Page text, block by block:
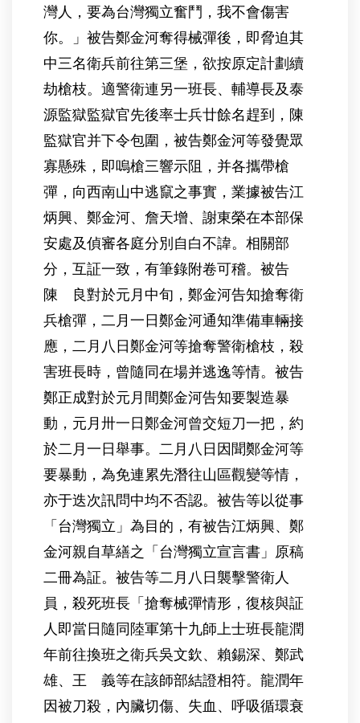
灣人，要為台灣獨立奮鬥，我不會傷害
你。」被告鄭金河奪得械彈後，即脅迫其
中三名衛兵前往第三堡，欲按原定計劃續
劫槍枝。適警衛連另一班長、輔導長及泰
源監獄監獄官先後率士兵廿餘名趕到，陳
監獄官并下令包圍，被告鄭金河等發覺眾
寡懸殊，即嗚槍三響示阻，并各攜帶槍
彈，向西南山中逃竄之事實，業據被告江
炳興、鄭金河、詹天增、謝東榮在本部保
安處及偵審各庭分別自白不諱。相關部
分，互証一致，有筆錄附卷可稽。被告
陳 良對於元月中旬，鄭金河告知搶奪衛
兵槍彈，二月一日鄭金河通知準備車輛接
應，二月八日鄭金河等搶奪警衛槍枝，殺
害班長時，曾隨同在場并逃逸等情。被告
鄭正成對於元月間鄭金河告知要製造暴
動，元月卅一日鄭金河曾交短刀一把，約
於二月一日舉事。二月八日因聞鄭金河等
要暴動，為免連累先潛往山區觀變等情，
亦于迭次訊問中均不否認。被告等以從事
「台灣獨立」為目的，有被告江炳興、鄭
金河親自草繕之「台灣獨立宣言書」原稿
二冊為証。被告等二月八日襲擊警衛人
員，殺死班長「搶奪械彈情形，復核與証
人即當日隨同陸軍第十九師上士班長龍潤
年前往換班之衛兵吳文欽、賴錫深、鄭武
雄、王 義等在該師部結證相符。龍潤年
因被刀殺，內臟切傷、失血、呼吸循環衰